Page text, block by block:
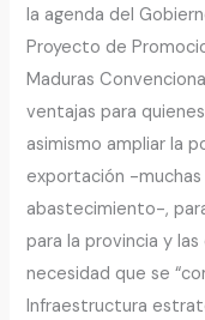
la agenda del
Proyecto de
Maduras
ventajas para
asimismo ampliar la
exportación -
abastecimiento-,
para la provincia y
necesidad que se
Infraestructura